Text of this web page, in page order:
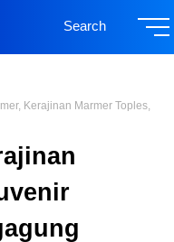
Search
Kerajinan Marmer Toples,